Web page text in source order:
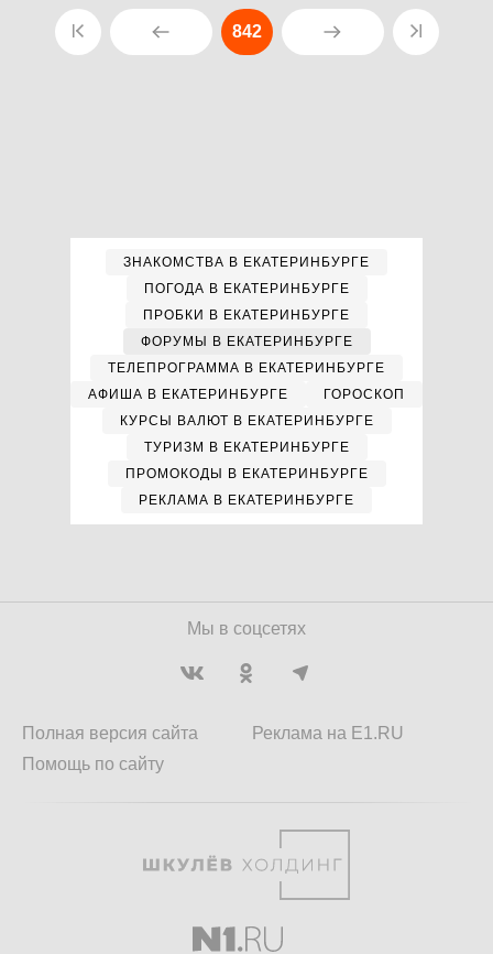
842
ЗНАКОМСТВА В ЕКАТЕРИНБУРГЕ
ПОГОДА В ЕКАТЕРИНБУРГЕ
ПРОБКИ В ЕКАТЕРИНБУРГЕ
ФОРУМЫ В ЕКАТЕРИНБУРГЕ
ТЕЛЕПРОГРАММА В ЕКАТЕРИНБУРГЕ
АФИША В ЕКАТЕРИНБУРГЕ
ГОРОСКОП
КУРСЫ ВАЛЮТ В ЕКАТЕРИНБУРГЕ
ТУРИЗМ В ЕКАТЕРИНБУРГЕ
ПРОМОКОДЫ В ЕКАТЕРИНБУРГЕ
РЕКЛАМА В ЕКАТЕРИНБУРГЕ
Мы в соцсетях
Полная версия сайта
Помощь по сайту
Реклама на E1.RU